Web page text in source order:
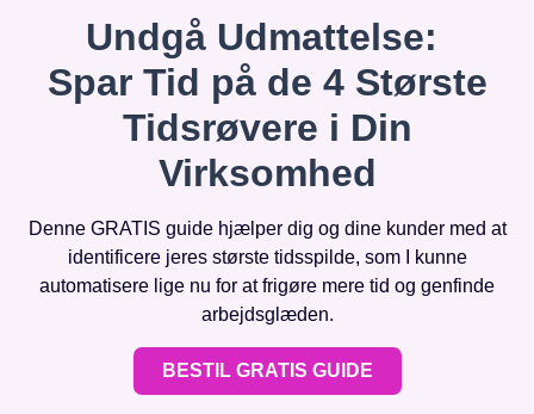
Undgå Udmattelse:
Spar Tid på de 4 Største
Tidsrøvere i Din
Virksomhed
Denne GRATIS guide hjælper dig og dine kunder med at
identificere jeres største tidsspilde, som I kunne
automatisere lige nu for at frigøre mere tid og genfinde
arbejdsglæden.
BESTIL GRATIS GUIDE